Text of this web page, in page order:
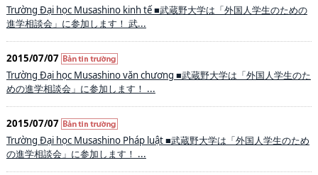
Trường Đại học Musashino kinh tế ■武蔵野大学は「外国人学生のための
進学相談会」に参加します！ 武...
2015/07/07
Trường Đại học Musashino văn chương ■武蔵野大学は「外国人学生のた
めの進学相談会」に参加します！ ...
2015/07/07
Trường Đại học Musashino Pháp luật ■武蔵野大学は「外国人学生のため
の進学相談会」に参加します！ ...